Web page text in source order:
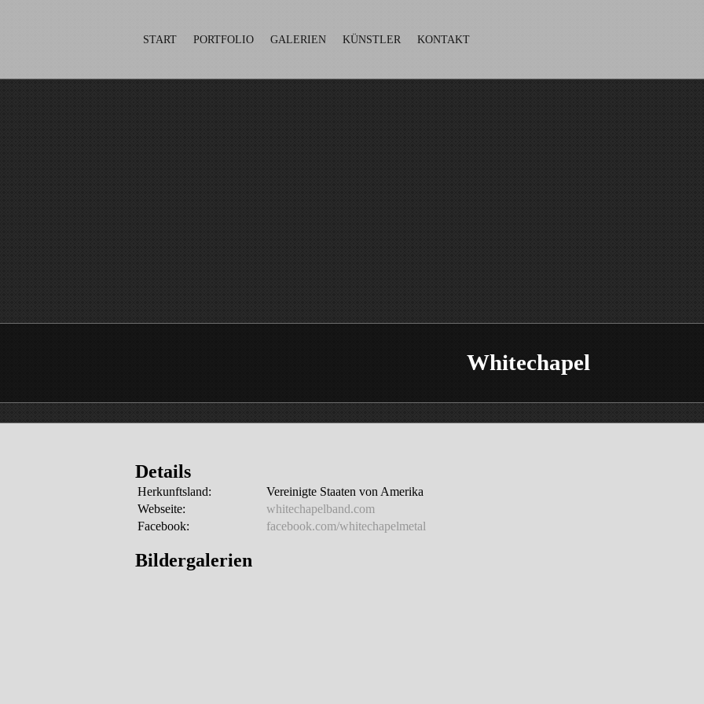
Whitechapel
START PORTFOLIO GALERIEN KÜNSTLER KONTAKT
Details
Herkunftsland:
Vereinigte Staaten von Amerika
Webseite:
whitechapelband.com
Facebook:
facebook.com/whitechapelmetal
Bildergalerien